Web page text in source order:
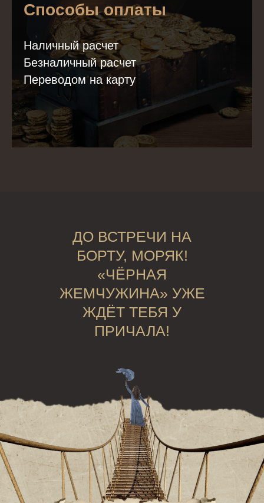
Способы оплаты
Наличный расчет
Безналичный расчет
Переводом на карту
ДО ВСТРЕЧИ НА
БОРТУ, МОРЯК!
«ЧЁРНАЯ
ЖЕМЧУЖИНА» УЖЕ
ЖДЁТ ТЕБЯ У
ПРИЧАЛА!